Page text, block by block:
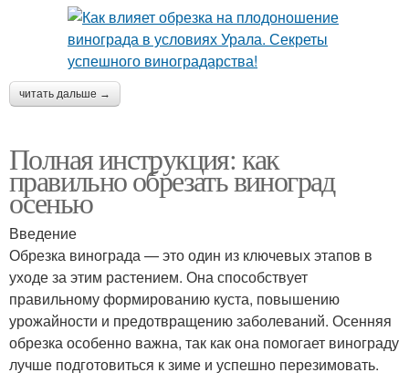
читать дальше →
Полная инструкция: как
правильно обрезать виноград
осенью
Введение
Обрезка винограда — это один из ключевых этапов в
уходе за этим растением. Она способствует
правильному формированию куста, повышению
урожайности и предотвращению заболеваний. Осенняя
обрезка особенно важна, так как она помогает винограду
лучше подготовиться к зиме и успешно перезимовать.